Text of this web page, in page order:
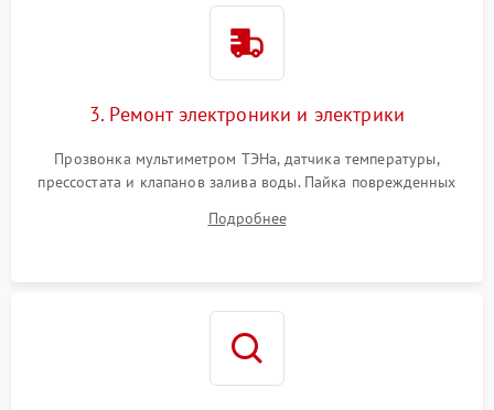
3. Ремонт электроники и электрики
Прозвонка мультиметром ТЭНа, датчика температуры,
прессостата и клапанов залива воды. Пайка поврежденных
Восстановление целостности проводки и контактов.
Подробнее